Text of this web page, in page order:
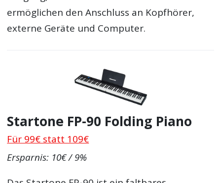
ermöglichen den Anschluss an Kopfhörer,
externe Geräte und Computer.
Startone FP-90 Folding Piano
Für 99€ statt 109€
Ersparnis: 10€ / 9%